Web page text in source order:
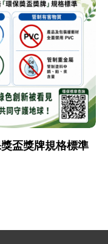
盃獎牌規格標準